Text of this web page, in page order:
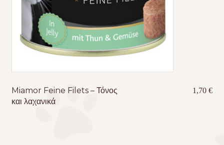
Miamor Feine Filets – Τόνος
και λαχανικά
1,70€